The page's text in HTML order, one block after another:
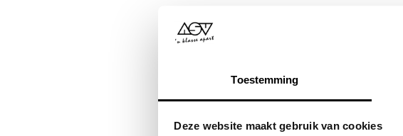
Toestemming
Deze website maakt gebruik van cookies